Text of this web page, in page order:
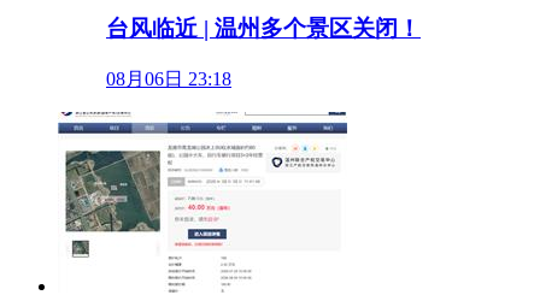
台风临近 | 温州多个景区关闭！
08月06日 23:18